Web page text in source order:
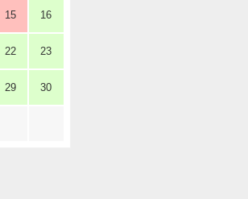
15 16
22 23
29 30